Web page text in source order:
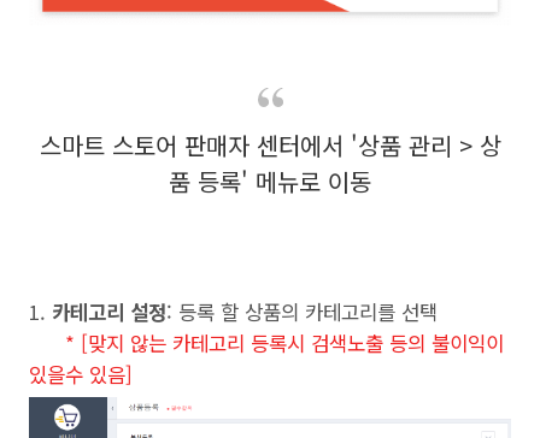
스마트 스토어 판매자 센터에서 '상품 관리 > 상
품 등록' 메뉴로 이동
1. 카테고리 설정: 등록 할 상품의 카테고리를 선택
* [맞지 않는 카테고리 등록시 검색노출 등의 불이익이
있을수 있음]